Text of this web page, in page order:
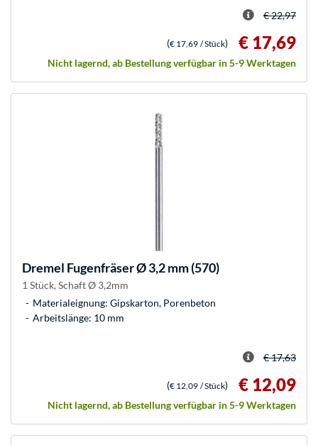
€ 22,97
(€ 17,69 / Stück) € 17,69
Nicht lagernd, ab Bestellung verfügbar in 5-9 Werktagen
Dremel Fugenfräser Ø 3,2 mm (570)
1 Stück, Schaft Ø 3,2mm
Materialeignung: Gipskarton, Porenbeton
Arbeitslänge: 10 mm
€ 17,63
(€ 12,09 / Stück) € 12,09
Nicht lagernd, ab Bestellung verfügbar in 5-9 Werktagen